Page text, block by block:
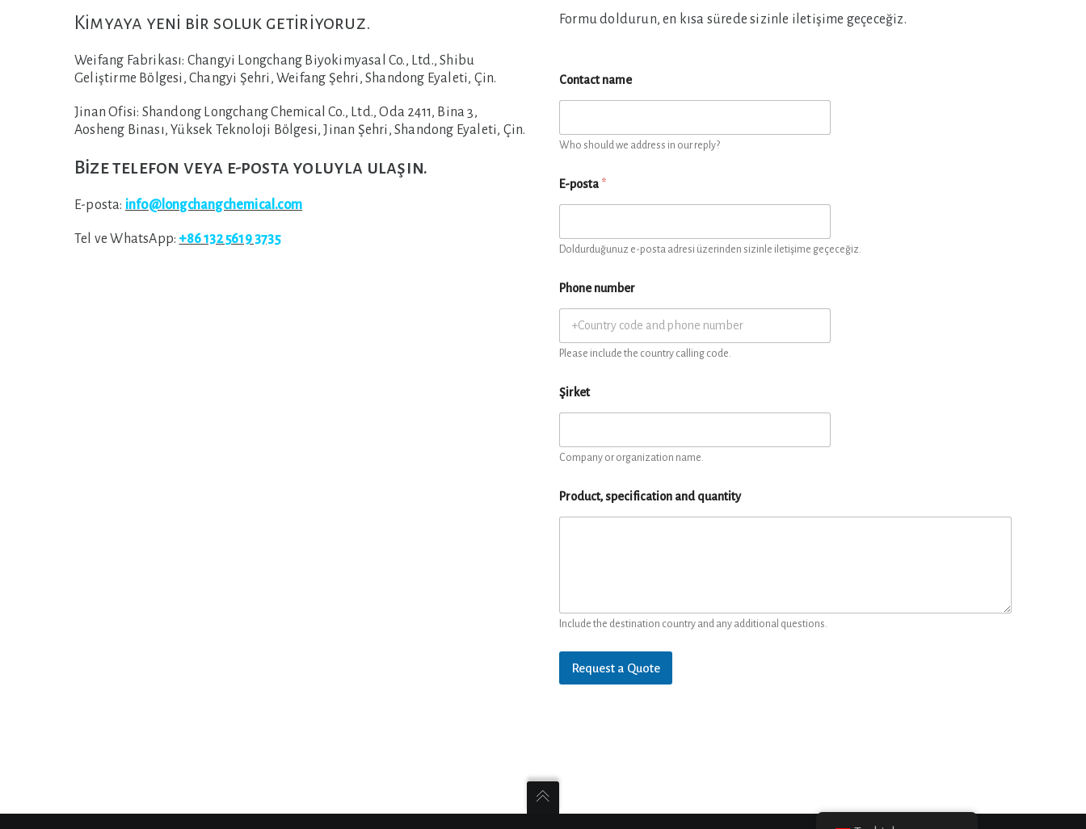
Kimyaya yeni bir soluk getiriyoruz.
Weifang Fabrikası: Changyi Longchang Biyokimyasal Co., Ltd., Shibu
Geliştirme Bölgesi, Changyi Şehri, Weifang Şehri, Shandong Eyaleti, Çin.
Jinan Ofisi: Shandong Longchang Chemical Co., Ltd., Oda 2411, Bina 3,
Aosheng Binası, Yüksek Teknoloji Bölgesi, Jinan Şehri, Shandong Eyaleti, Çin.
Bize telefon veya e-posta yoluyla ulaşın.
E-posta: info@longchangchemical.com
Tel ve WhatsApp:+86 132 5619 3735
Formu doldurun, en kısa sürede sizinle iletişime geçeceğiz.
Contact name
Who should we address in our reply?
E-posta *
Doldurduğunuz e-posta adresi üzerinden sizinle iletişime geçeceğiz.
Phone number
Please include the country calling code.
Şirket
Company or organization name.
Product, specification and quantity
Include the destination country and any additional questions.
Request a Quote